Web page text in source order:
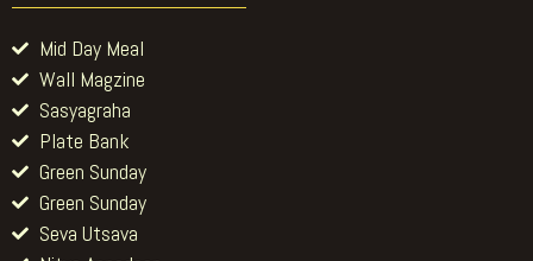
Mid Day Meal
Wall Magzine
Sasyagraha
Plate Bank
Green Sunday
Green Sunday
Seva Utsava